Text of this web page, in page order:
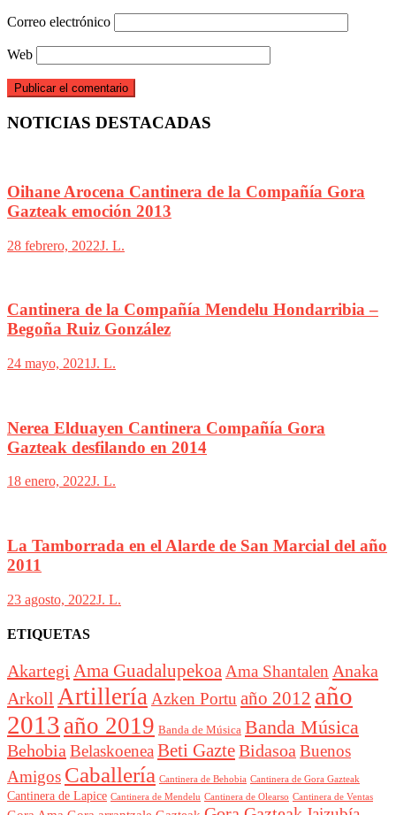
Correo electrónico
Web
NOTICIAS DESTACADAS
Oihane Arocena Cantinera de la Compañía Gora
Gazteak emoción 2013
28 febrero, 2022J. L.
Cantinera de la Compañía Mendelu Hondarribia –
Begoña Ruiz González
24 mayo, 2021J. L.
Nerea Elduayen Cantinera Compañía Gora
Gazteak desfilando en 2014
18 enero, 2022J. L.
La Tamborrada en el Alarde de San Marcial del año
2011
23 agosto, 2022J. L.
ETIQUETAS
Akartegi Ama GuadalupekoaAma Shantalen Anaka
Arkoll ArtilleríaAzken Portu año 2012 año
2013 año 2019 Banda de Música Banda Música
BehobiaBelaskoeneaBeti GazteBidasoaBuenos
Amigos Caballería Cantinera de Behobia Cantinera de Gora Gazteak
Cantinera de Lapice Cantinera de Mendelu Cantinera de Olearso Cantinera de Ventas